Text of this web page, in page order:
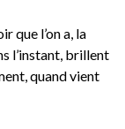
que l’on a, la
l’instant, brillent
quand vient